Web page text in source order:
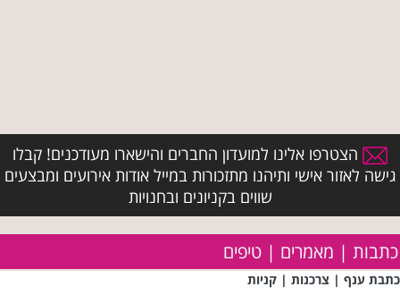
הצטרפו אלינו למועדון החברים והישארו מעודכנים! קבלו
גישה לאזור אישי ותיהנו מתזכורות במייל אודות אירועים ומבצעים
שווים בקניונים ובחנויות
כתבות | מאמרים | טיפים
כתבת ענף | צרכנות | קניות